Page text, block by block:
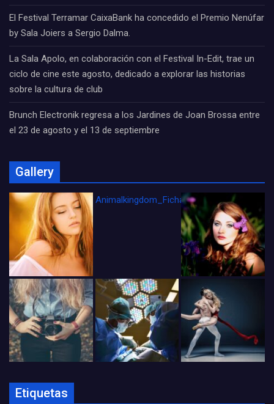
El Festival Terramar CaixaBank ha concedido el Premio Nenúfar
by Sala Joiers a Sergio Dalma.
La Sala Apolo, en colaboración con el Festival In-Edit, trae un
ciclo de cine este agosto, dedicado a explorar las historias
sobre la cultura de club
Brunch Electronik regresa a los Jardines de Joan Brossa entre
el 23 de agosto y el 13 de septiembre
Gallery
Animalkingdom_FichaCine
Etiquetas